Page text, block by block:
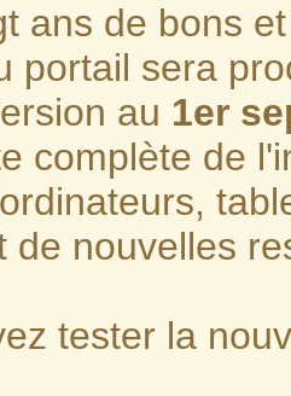
ans de bons
portail sera
au 1er
complète de
de nouvelles
tester la